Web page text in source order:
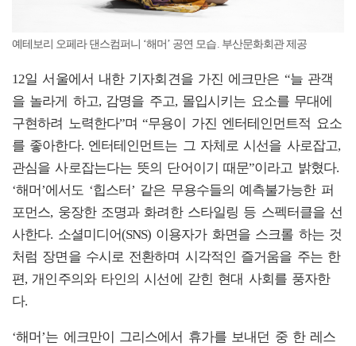
예테보리 오페라 댄스컴퍼니 ‘해머’ 공연 모습. 부산문화회관 제공
12일 서울에서 내한 기자회견을 가진 에크만은 “늘 관객
을 놀라게 하고, 감명을 주고, 몰입시키는 요소를 무대에
구현하려 노력한다”며 “무용이 가진 엔터테인먼트적 요소
를 좋아한다. 엔터테인먼트는 그 자체로 시선을 사로잡고,
관심을 사로잡는다는 뜻의 단어이기 때문”이라고 밝혔다.
‘해머’에서도 ‘힙스터’ 같은 무용수들의 예측불가능한 퍼
포먼스, 웅장한 조명과 화려한 스타일링 등 스펙터클을 선
사한다. 소셜미디어(SNS) 이용자가 화면을 스크롤 하는 것
처럼 장면을 수시로 전환하며 시각적인 즐거움을 주는 한
편, 개인주의와 타인의 시선에 갇힌 현대 사회를 풍자한
다.
‘해머’는 에크만이 그리스에서 휴가를 보내던 중 한 레스